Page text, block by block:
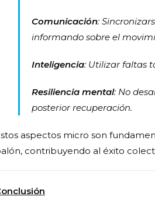
Comunicación:
informando sobre el
Inteligencia: Utilizar faltas
Resiliencia mental: No
posterior recuperación.
aspectos micro son
contribuyendo al éxito